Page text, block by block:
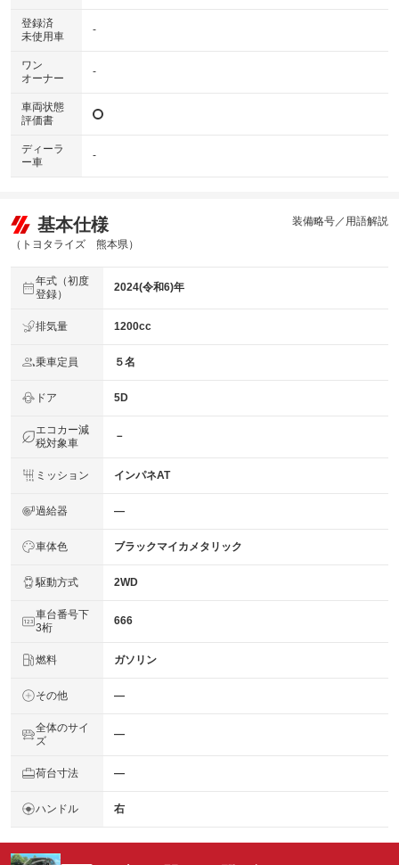
登録済
未使用車
-
ワン
オーナー
-
車両状態
評価書
ディーラ
ー車
-
基本仕様
（トヨタライズ 熊本県）
装備略号／用語解説
年式（初度
登録）
2024(令和6)年
排気量 1200cc
乗車定員 ５名
ドア 5D
エコカー減
税対象車
－
ミッション インパネAT
過給器 ―
車体色 ブラックマイカメタリック
駆動方式 2WD
車台番号下
3桁
666
燃料 ガソリン
その他 ―
全体のサイ
ズ
―
荷台寸法 ―
ハンドル 右